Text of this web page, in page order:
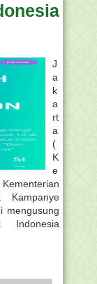
J
a
k
a
rt
a
(
K
e
Kampanye
mengusung
Indonesia